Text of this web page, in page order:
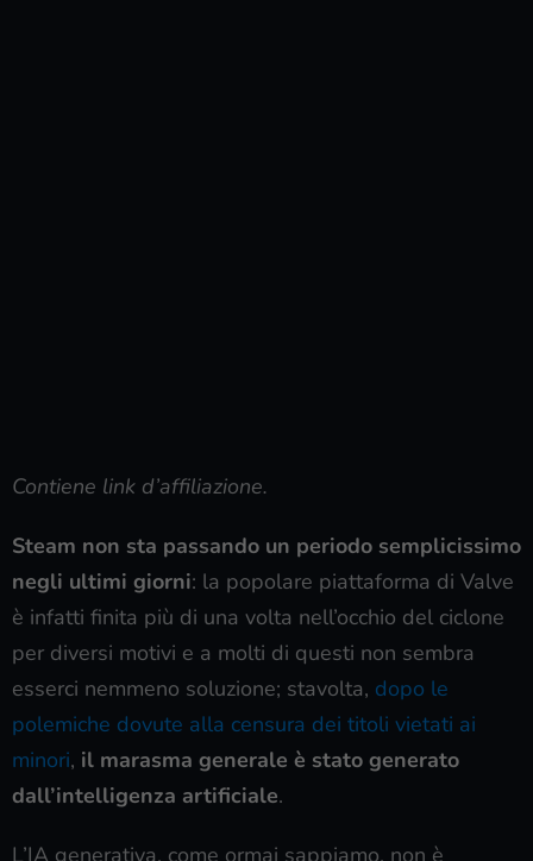
Contiene link d’affiliazione.
Steam non sta passando un periodo semplicissimo
negli ultimi giorni: la popolare piattaforma di Valve
è infatti finita più di una volta nell’occhio del ciclone
per diversi motivi e a molti di questi non sembra
esserci nemmeno soluzione; stavolta, dopo le
polemiche dovute alla censura dei titoli vietati ai
minori, il marasma generale è stato generato
dall’intelligenza artificiale.
L’IA generativa, come ormai sappiamo, non è